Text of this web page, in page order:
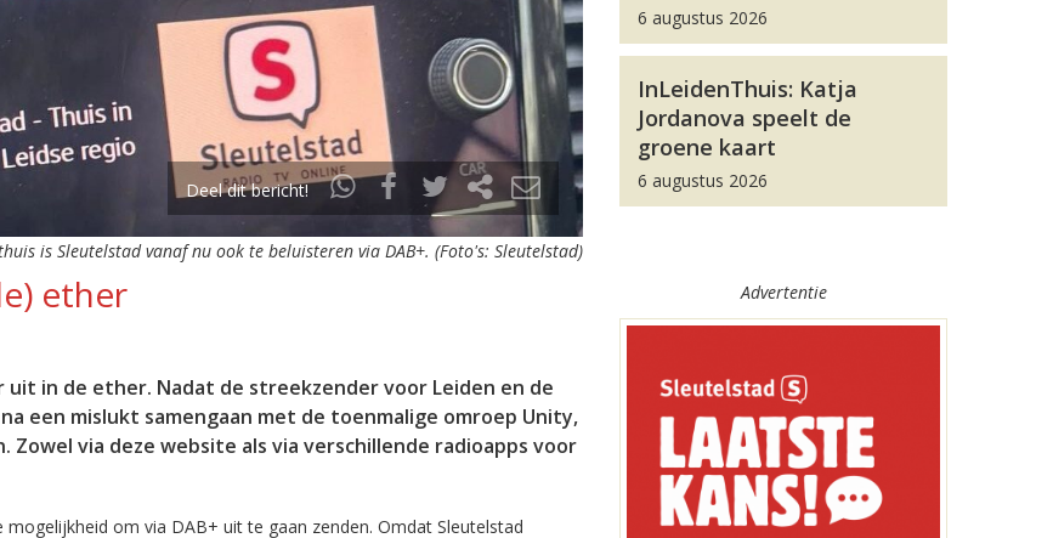
Deel dit bericht!
is Sleutelstad vanaf nu ook te beluisteren via DAB+. (Foto's: Sleutelstad)
ether
in de ether. Nadat de streekzender voor Leiden en de
een mislukt samengaan met de toenmalige omroep Unity,
via deze website als via verschillende radioapps voor
om via DAB+ uit te gaan zenden. Omdat Sleutelstad
6 augustus 2026
InLeidenThuis: Katja
Jordanova speelt de
groene kaart
6 augustus 2026
Advertentie